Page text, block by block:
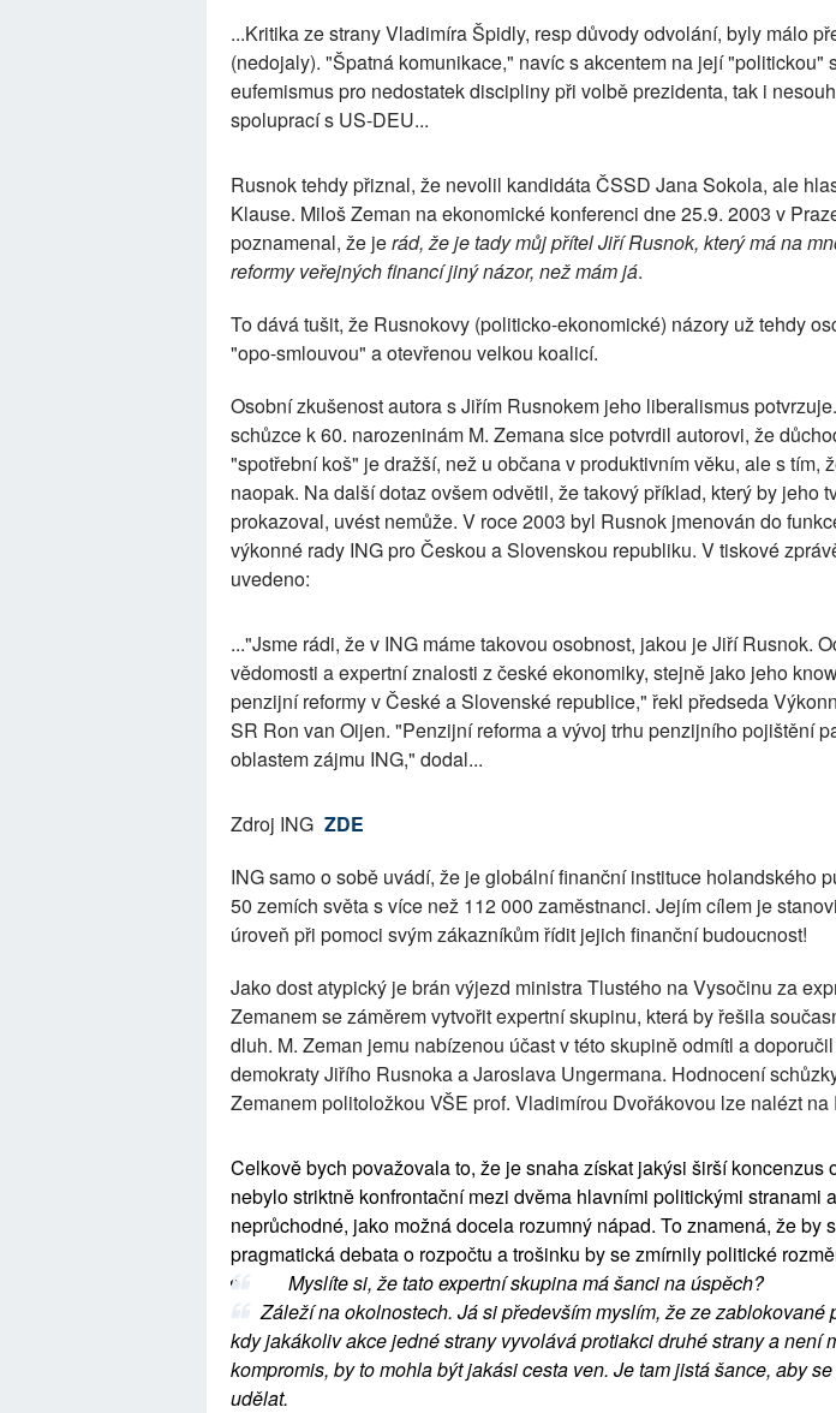
...Kritika ze strany Vladimíra Špidly, resp důvody odvolání, byly málo
(nedojaly). "Špatná komunikace," navíc s akcentem na její "politickou"
eufemismus pro nedostatek discipliny při volbě prezidenta, tak i
spoluprací s US-DEU...
Rusnok tehdy přiznal, že nevolil kandidáta ČSSD Jana Sokola, ale
Klause. Miloš Zeman na ekonomické konferenci dne 25.9. 2003 v
poznamenal, že jerád, že je tady můj přítel Jiří Rusnok, který má na
reformy veřejných financí jiný názor, než mám já.
To dává tušit, že Rusnokovy (politicko-ekonomické) názory už tehdy
"opo-smlouvou" a otevřenou velkou koalicí.
Osobní zkušenost autora s Jiřím Rusnokem jeho liberalismus
schůzce k 60. narozeninám M. Zemana sice potvrdil autorovi, že
"spotřební koš" je dražší, než u občana v produktivním věku, ale s tím,
naopak. Na další dotaz ovšem odvětil, že takový příklad, který by jeho
prokazoval, uvést nemůže. V roce 2003 byl Rusnok jmenován do
výkonné rady ING pro Českou a Slovenskou republiku. V tiskové
uvedeno:
..."Jsme rádi, že v ING máme takovou osobnost, jakou je Jiří Rusnok.
vědomosti a expertní znalosti z české ekonomiky, stejně jako jeho
penzijní reformy v České a Slovenské republice," řekl předseda
SR Ron van Oijen. "Penzijní reforma a vývoj trhu penzijního pojištění
oblastem zájmu ING," dodal...
Zdroj ING ZDE
ING samo o sobě uvádí, že je globální finanční instituce holandského
50 zemích světa s více než 112 000 zaměstnanci. Jejím cílem je
úroveň při pomoci svým zákazníkům řídit jejich finanční budoucnost!
Jako dost atypický je brán výjezd ministra Tlustého na Vysočinu za
Zemanem se záměrem vytvořit expertní skupinu, která by řešila
dluh. M. Zeman jemu nabízenou účast v této skupině odmítl a
demokraty Jiřího Rusnoka a Jaroslava Ungermana. Hodnocení
Zemanem politoložkou VŠE prof. Vladimírou Dvořákovou lze nalézt na
Celkově bych považovala to, že je snaha získat jakýsi širší koncenzus
nebylo striktně konfrontační mezi dvěma hlavními politickými stranami
neprůchodné, jako možná docela rozumný nápad. To znamená, že by
pragmatická debata o rozpočtu a trošinku by se zmírnily politické
Myslíte si, že tato expertní skupina má šanci na úspěch?
Záleží na okolnostech. Já si především myslím, že ze zablokované
kdy jakákoliv akce jedné strany vyvolává protiakci druhé strany a není
kompromis, by to mohla být jakási cesta ven. Je tam jistá šance, aby
udělat.